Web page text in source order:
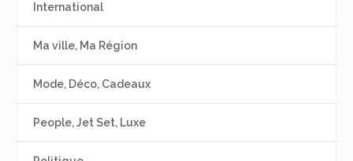
International
Ma ville, Ma Région
Mode, Déco, Cadeaux
People, Jet Set, Luxe